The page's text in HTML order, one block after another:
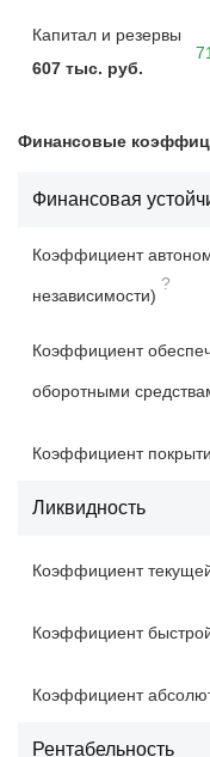
Капитал и резервы
607 тыс. руб.
Финансовые
Финансовая
Коэффициент
независимости)
?
Коэффициент
оборотными
Коэффициент
Ликвидность
Коэффициент
Коэффициент
Коэффициент
Рентабельность